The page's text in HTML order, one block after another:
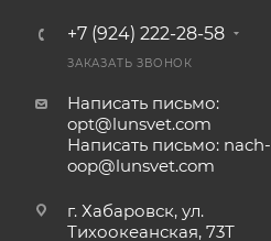
+7 (924) 222-28-58
ЗАКАЗАТЬ ЗВОНОК
Написать письмо:
opt@lunsvet.com
Написать письмо: nach-
oop@lunsvet.com
г. Хабаровск, ул.
Тихоокеанская, 73Т